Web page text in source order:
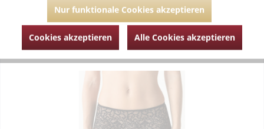
Nur funktionale Cookies akzeptieren
Cookies akzeptieren Alle Cookies akzeptieren